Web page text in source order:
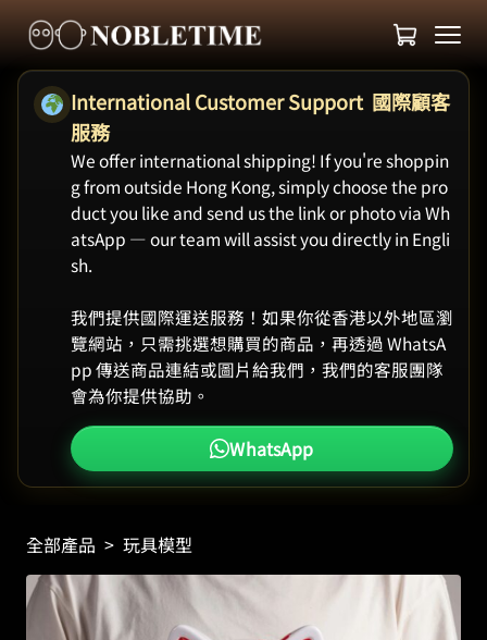
International Customer Support 國際顧客
服務
We offer international shipping! If you're shoppin
g from outside Hong Kong, simply choose the pro
duct you like and send us the link or photo via Wh
atsApp — our team will assist you directly in Engli
sh.
我們提供國際運送服務！如果你從香港以外地區瀏
覽網站，只需挑選想購買的商品，再透過 WhatsA
pp 傳送商品連結或圖片給我們，我們的客服團隊
會為你提供協助。
WhatsApp
全部產品 > 玩具模型